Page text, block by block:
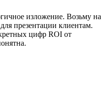
изложение. Возьму на
презентации клиентам.
цифр ROI от